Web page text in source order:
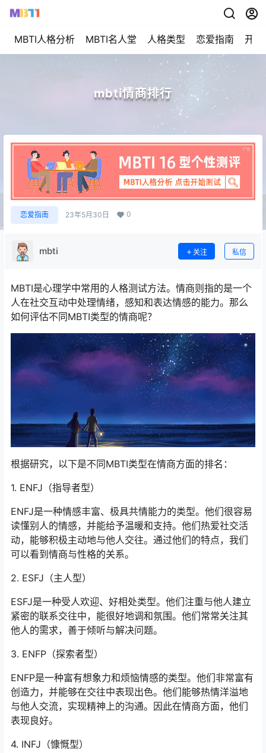
MBTI人格分析 MBTI名人堂 人格类型 恋爱指南 开始
mbti情商排行
恋爱指南 23年5月30日 0
mbti 关注 私信
MBTI是心理学中常用的人格测试方法。情商则指的是一个
人在社交互动中处理情绪，感知和表达情感的能力。那么
如何评估不同MBTI类型的情商呢？
根据研究，以下是不同MBTI类型在情商方面的排名：
1. ENFJ（指导者型）
ENFJ是一种情感丰富、极具共情能力的类型。他们很容易
读懂别人的情感，并能给予温暖和支持。他们热爱社交活
动，能够积极主动地与他人交往。通过他们的特点，我们
可以看到情商与性格的关系。
2. ESFJ（主人型）
ESFJ是一种受人欢迎、好相处类型。他们注重与他人建立
紧密的联系交往中，能很好地调和氛围。他们常常关注其
他人的需求，善于倾听与解决问题。
3. ENFP（探索者型）
ENFP是一种富有想象力和烦恼情感的类型。他们非常富有
创造力，并能够在交往中表现出色。他们能够热情洋溢地
与他人交流，实现精神上的沟通。因此在情商方面，他们
表现良好。
4. INFJ（慷慨型）